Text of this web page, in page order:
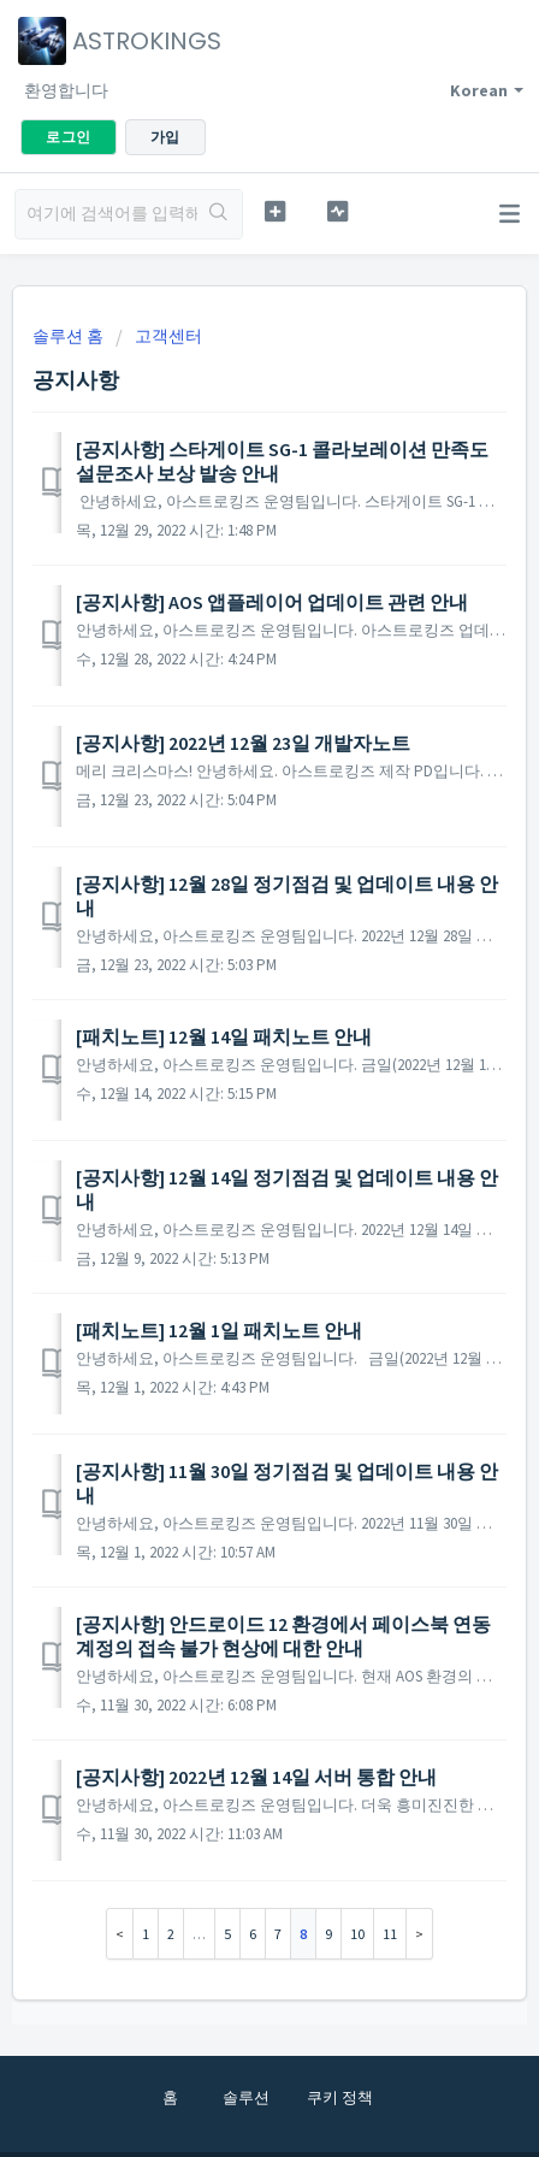
ASTROKINGS
Korean
환영합니다
로그인 가입
솔루션 홈 고객센터
공지사항
[공지사항] 스타게이트 SG-1 콜라보레이션 만족도
설문조사 보상 발송 안내
안녕하세요, 아스트로킹즈 운영팀입니다. 스타게이트 SG-1 콜라보레이션 만족도 설문조사의 많은 참여에 감사드리며, 설문조사 참여 보상의 발송이 완료되었습니다. 설문조사에 참여하신 사령관님 중 보상을 위한 사령관명의 오기입 등으로 보상을 보내드리지 못하는 사령관...
목, 12월 29, 2022 시간: 1:48 PM
[공지사항] AOS 앱플레이어 업데이트 관련 안내
안녕하세요, 아스트로킹즈 운영팀입니다. 아스트로킹즈 업데이트 및 정기점검 진행 후 일부 AOS 앱 플레이어의 환경에서 남아있는 구글 로그인 및 캐시로 인해 업데이트 파일을 받지 못하는 현상이 있는 것으로 확인되었습니다. 다만, 정상적인 환경에서는 모바일 및 A...
수, 12월 28, 2022 시간: 4:24 PM
[공지사항] 2022년 12월 23일 개발자노트
메리 크리스마스! 안녕하세요. 아스트로킹즈 제작 PD입니다. 아스트로킹즈의 모든 사령관님들께 따스하고 풍성한 연말과 함께 희망찬 새해를 맞이하시길 기원드립니다. 오늘은 개발자노트를 통해 한 해를 마무리하고, 2023년의 새로운 계획을 사령관님들께 공유하려고 합니다. ...
금, 12월 23, 2022 시간: 5:04 PM
[공지사항] 12월 28일 정기점검 및 업데이트 내용 안
내
안녕하세요, 아스트로킹즈 운영팀입니다. 2022년 12월 28일 진행될 정기점검과 업데이트 내용에 대해 안내해 드립니다. ※ 해당 공지는 사전 공지이기에 일부 내용이 변경될 수 있으며, 변경 시 미리 공지를 통해 안내해 드릴 예정입니다. ▶ 2022년...
금, 12월 23, 2022 시간: 5:03 PM
​[패치노트] 12월 14일 패치노트 안내
안녕하세요, 아스트로킹즈 운영팀입니다. 금일(2022년 12월 14일) 진행된 패치노트에 대해 안내해 드립니다. ▶ 2022년 12월 14일 패치노트 안내 - 특정 환경에서 일부 패키지 구매 시 오류가 발생하는 현상을 수정했습니다. ※ 참고...
수, 12월 14, 2022 시간: 5:15 PM
[공지사항] 12월 14일 정기점검 및 업데이트 내용 안
내
안녕하세요, 아스트로킹즈 운영팀입니다. 2022년 12월 14일 진행될 정기점검과 업데이트 내용에 대해 안내해 드립니다. ※ 해당 공지는 사전 공지이기에 일부 내용이 변경될 수 있으며, 변경 시 미리 공지를 통해 안내해 드릴 예정입니다. ▶ 2022년 ...
금, 12월 9, 2022 시간: 5:13 PM
[패치노트] 12월 1일 패치노트 안내
안녕하세요, 아스트로킹즈 운영팀입니다. 금일(2022년 12월 1일) 진행된 패치노트에 대해 안내해 드립니다. ▶ 2022년 12월 1일 패치노트 안내 - 일부 AOS 환경의 기기에서 페이스북 연동 계정으로 접속이 불가한 사항이 수정되었습니다. ...
목, 12월 1, 2022 시간: 4:43 PM
[공지사항] 11월 30일 정기점검 및 업데이트 내용 안
내
안녕하세요, 아스트로킹즈 운영팀입니다. 2022년 11월 30일 진행될 정기점검과 업데이트 내용에 대해 안내해 드립니다. ※ 해당 공지는 사전 공지이기에 일부 내용이 변경될 수 있으며, 변경 시 미리 공지를 통해 안내해 드릴 예정입니다. ▶ 2022년...
목, 12월 1, 2022 시간: 10:57 AM
[공지사항] 안드로이드 12 환경에서 페이스북 연동
계정의 접속 불가 현상에 대한 안내
안녕하세요, 아스트로킹즈 운영팀입니다. 현재 AOS 환경의 안드로이드 버전 12 이상의 일부 기기에서 페이스북으로 연동한 계정의 접속 불가 현상이 확인되었습니다. 해당 내용은 현재 확인하여 수정 진행 중이며, 최대한 빠르게 수정 및 패치를 진행할 예정입니다. ...
수, 11월 30, 2022 시간: 6:08 PM
[공지사항] 2022년 12월 14일 서버 통합 안내
안녕하세요, 아스트로킹즈 운영팀입니다. 더욱 흥미진진한 게임 환경을 제공하기 위해 2022년 12월 14일 서버 통합이 진행됨을 안내해 드립니다. ▶ Galaxy #42 + #43 / Galaxy #46 + #47 서버 통합 안내 ※ 2021년부터 진...
수, 11월 30, 2022 시간: 11:03 AM
1 2 … 5 6 7 8 9 10 11
홈 솔루션 쿠키 정책